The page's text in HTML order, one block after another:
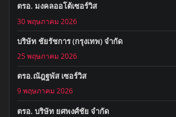
ตรอ. มงคลออโต้เซอร์วิส
30 พฤษภาคม 2026
บริษัท ชัยรัชการ (กรุงเทพ) จำกัด
25 พฤษภาคม 2026
ตรอ.ณัฎฐพัส เซอร์วิส
9 พฤษภาคม 2026
ตรอ. บริษัท ยศพงศ์ชัย จำกัด